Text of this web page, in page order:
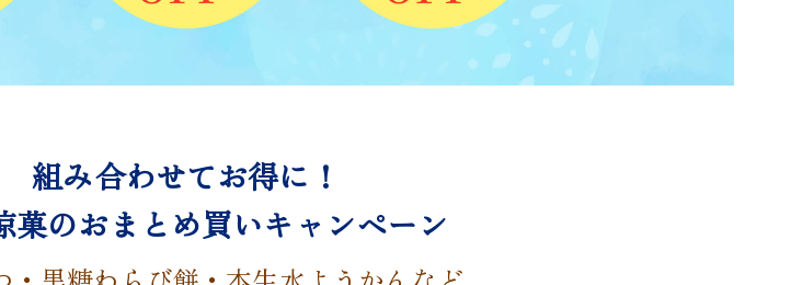
組み合わせてお得に！
菓のおまとめ買いキャンペーン